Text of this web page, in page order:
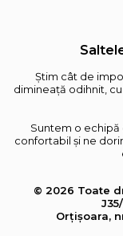
Știm cât de
dimineață odihnit,
Suntem o echipă
confortabil și ne
© 2026 Toate
Orțișoara,